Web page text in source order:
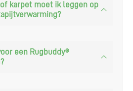
karpet moet ik leggen op
een Rugbuddy®
17